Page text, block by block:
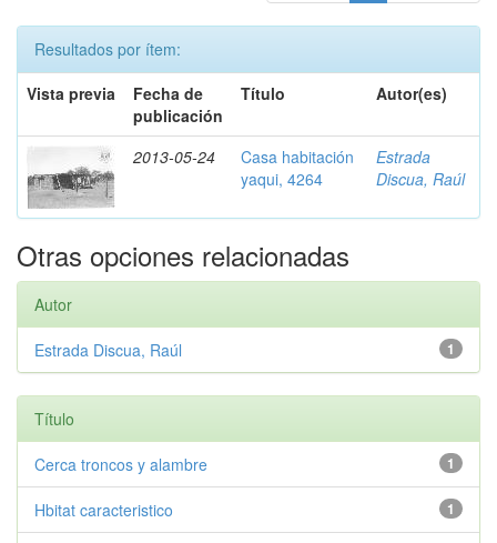
Resultados por ítem:
Vista previa
Fecha de
publicación
Título Autor(es)
2013-05-24
Casa habitación
yaqui, 4264
Estrada
Discua, Raúl
Otras opciones relacionadas
Autor
1
Estrada Discua, Raúl
Título
1
Cerca troncos y alambre
1
Hbitat caracteristico